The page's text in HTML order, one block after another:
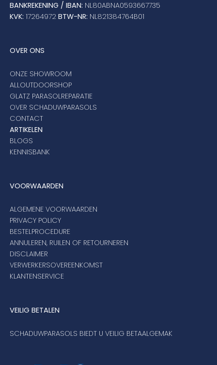
BANKREKENING / IBAN: NL80ABNA0593667735
KVK: 17264972 BTW-NR: NL821384764B01
OVER ONS
ONZE SHOWROOM
ALLOUTDOORSHOP
GLATZ PARASOLREPARATIE
OVER SCHADUWPARASOLS
CONTACT
ARTIKELEN
BLOGS
KENNISBANK
VOORWAARDEN
ALGEMENE VOORWAARDEN
PRIVACY POLICY
BESTELPROCEDURE
ANNULEREN, RUILEN OF RETOURNEREN
DISCLAIMER
VERWERKERSOVEREENKOMST
KLANTENSERVICE
VEILIG BETALEN
SCHADUWPARASOLS BIEDT U VEILIG BETAALGEMAK